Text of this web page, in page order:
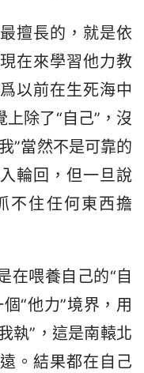
擅長的，就是依
在來學習他力教
以前在生死海中
除了“自己”，沒
”當然不是可靠的
輪回，但一旦說
不住任何東西擔
在喂養自己的“自
“他力”境界，用
執”，這是南轅北
。結果都在自己